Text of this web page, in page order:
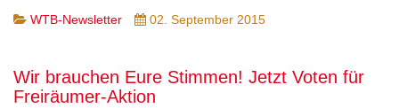
WTB-Newsletter 02. September 2015
Wir brauchen Eure Stimmen! Jetzt Voten für
Freiräumer-Aktion